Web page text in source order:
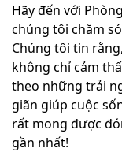
Hãy đến với
chúng tôi chăm
Chúng tôi tin
không chỉ cảm
theo những trải
giãn giúp cuộc
rất mong được
gần nhất!